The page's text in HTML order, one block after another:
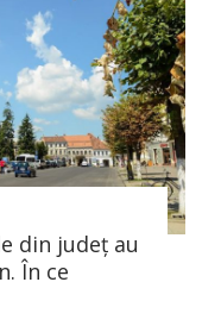
din judeţ au
În ce